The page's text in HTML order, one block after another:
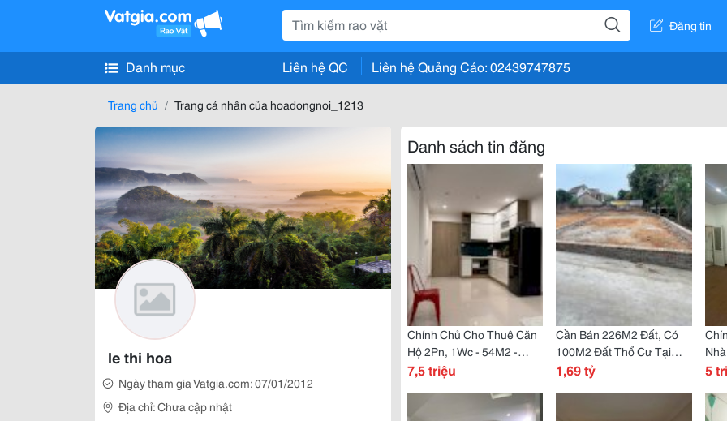
Đăng tin
Danh mục Liên hệ QC Liên hệ Quảng Cáo: 02439747875
Trang chủ Trang cá nhân của hoadongnoi_1213
le thi hoa
Ngày tham gia Vatgia.com: 07/01/2012
Địa chỉ: Chưa cập nhật
Danh sách tin đăng
Chính Chủ Cho Thuê Căn
Hộ 2Pn, 1Wc - 54M2 -
7,5Tr Ở S2.09, Sapphire 2,
7,5 triệu
Cần Bán 226M2 Đất, Có
100M2 Đất Thổ Cư Tại
Thôn Yên Mỹ, Xã Thanh
1,69 tỷ
Mai
5